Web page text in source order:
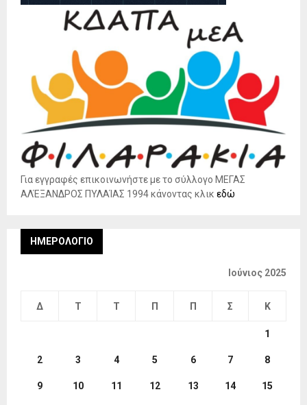
Για εγγραφές επικοινωνήστε με το σύλλογο ΜΕΓΑΣ
ΑΛΈΞΑΝΔΡΟΣ ΠΥΛΑΊΑΣ 1994 κάνοντας κλικ εδώ
ΗΜΕΡΟΛΌΓΙΟ
Ιούνιος 2025
Δ Τ Τ Π Π Σ Κ
1
2 3 4 5 6 7 8
9 10 11 12 13 14 15